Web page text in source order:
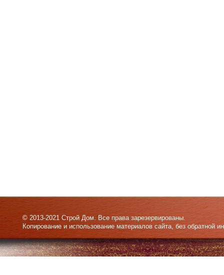
© 2013-2021 Строй Дом. Все права зарезервированы.
Копирование и использование материалов сайта, без обратной